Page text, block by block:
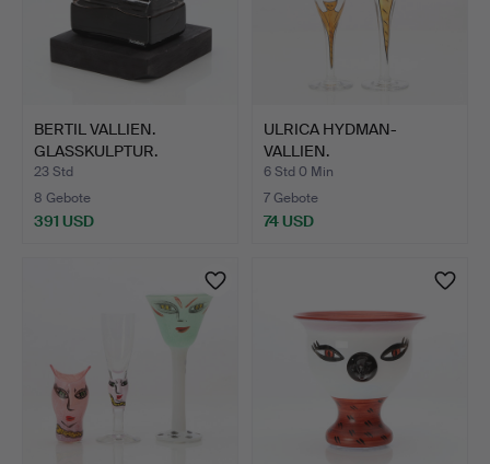
BERTIL VALLIEN.
GLASSKULPTUR.
Konstglas au…
23 Std
8 Gebote
391 USD
ULRICA HYDMAN-
VALLIEN.
CHAMPAGNEGLÄSER
UND…
6 Std 0 Min
7 Gebote
74 USD